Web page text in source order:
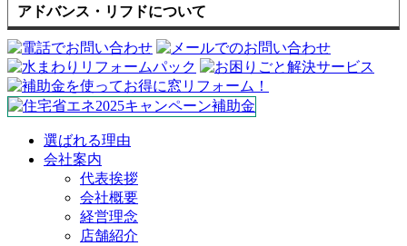
アドバンス・リフドについて
選ばれる理由
会社案内
代表挨拶
会社概要
経営理念
店舗紹介